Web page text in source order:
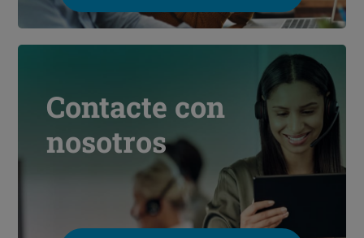
Contacte con
nosotros